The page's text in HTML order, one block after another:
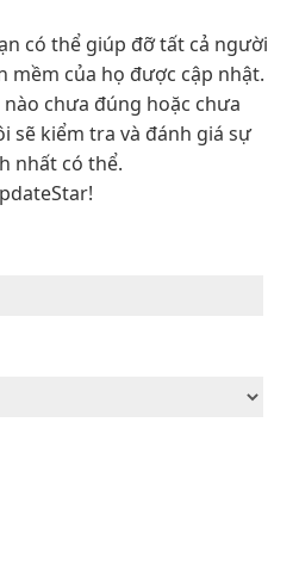
có thể giúp đỡ tất cả người
mềm của họ được cập nhật.
chưa đúng hoặc chưa
sẽ kiểm tra và đánh giá sự
nhất có thể.